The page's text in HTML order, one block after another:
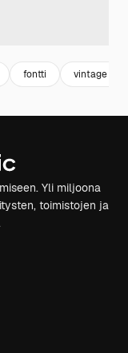
fontti vintage
Yli miljoona
toimistojen ja